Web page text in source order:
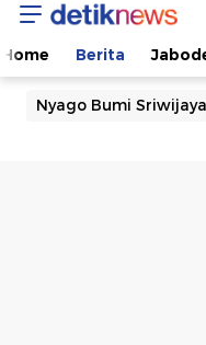
Home Berita
Nyago Bumi Sriwijaya